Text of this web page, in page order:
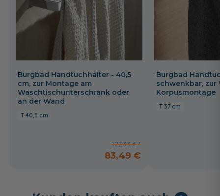
Burgbad Handtuchhalter - 40,5
cm, zur Montage am
Waschtischunterschrank oder
an der Wand
40,5 cm
127,33 €
83,49 €
Burgbad
schwenkbar, zur
Korpusmontage
37 cm